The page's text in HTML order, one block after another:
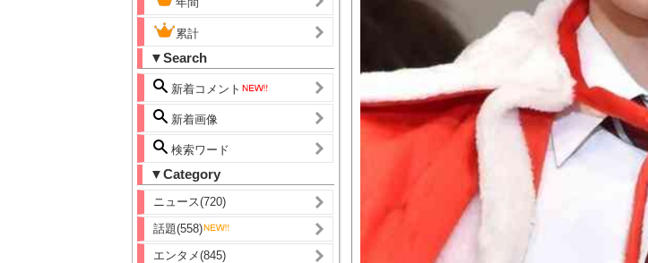
累計
▼Search
新着コメント
新着画像
検索ワード
▼Category
ニュース(720)
話題(558)
エンタメ(845)